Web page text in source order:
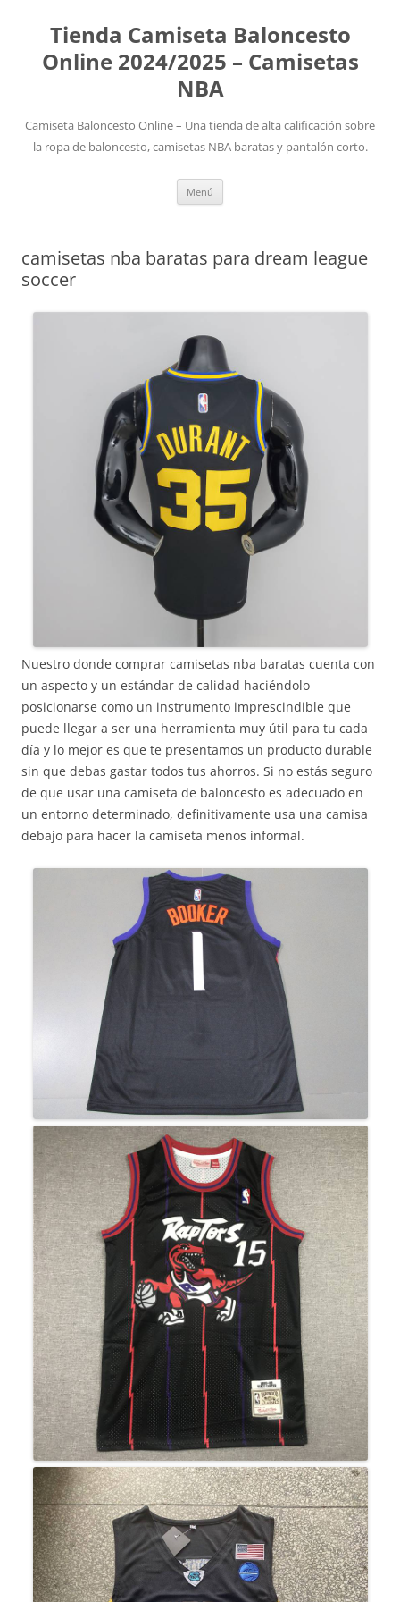
Tienda Camiseta Baloncesto
Online 2024/2025 – Camisetas
NBA
Camiseta Baloncesto Online – Una tienda de alta calificación sobre
la ropa de baloncesto, camisetas NBA baratas y pantalón corto.
Menú
camisetas nba baratas para dream league
soccer
Nuestro donde comprar camisetas nba baratas cuenta con
un aspecto y un estándar de calidad haciéndolo
posicionarse como un instrumento imprescindible que
puede llegar a ser una herramienta muy útil para tu cada
día y lo mejor es que te presentamos un producto durable
sin que debas gastar todos tus ahorros. Si no estás seguro
de que usar una camiseta de baloncesto es adecuado en
un entorno determinado, definitivamente usa una camisa
debajo para hacer la camiseta menos informal.